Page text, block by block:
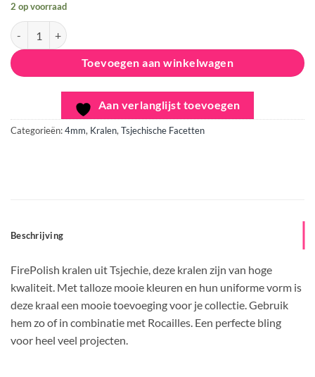
2 op voorraad
FirePolish - Matte Montana Blue aantal
Toevoegen aan winkelwagen
Aan verlanglijst toevoegen
Categorieën:4mm, Kralen, Tsjechische Facetten
Beschrijving
FirePolish kralen uit Tsjechie, deze kralen zijn van hoge
kwaliteit. Met talloze mooie kleuren en hun uniforme vorm is
deze kraal een mooie toevoeging voor je collectie. Gebruik
hem zo of in combinatie met Rocailles. Een perfecte bling
voor heel veel projecten.